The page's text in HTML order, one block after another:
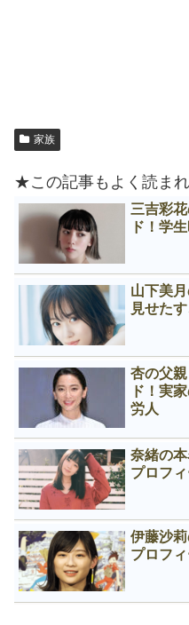
家族
★この記事もよく読ま
三吉彩
ド！学
山下美
見せた
杏の父
ド！実
労人
奈緒の
プロフ
伊藤沙
プロフ